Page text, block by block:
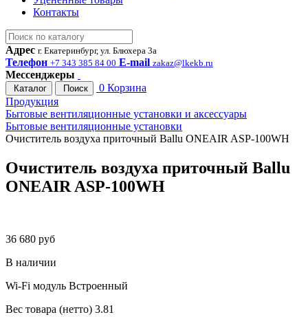
Контакты
Адрес г. Екатеринбург, ул. Блюхера 3а
Телефон +7 343 385 84 00 E-mail zakaz@lkekb.ru
Мессенджеры
Каталог Поиск 0 Корзина
Продукция
Бытовые вентиляционные установки и аксессуары
Бытовые вентиляционные установки
Очиститель воздуха приточный Ballu ONEAIR ASP-100WH
Очиститель воздуха приточный Ballu
ONEAIR ASP-100WH
36 680 руб
В наличии
Wi-Fi модуль Встроенный
Вес товара (нетто) 3.81